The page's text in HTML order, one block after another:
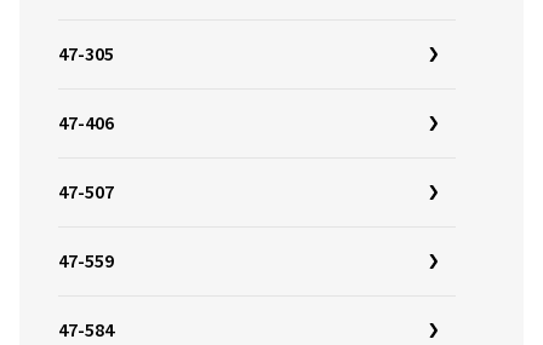
47-305
47-406
47-507
47-559
47-584